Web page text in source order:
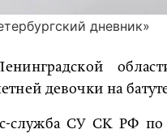
дневник»
девочки на
служба СУ СК РФ по